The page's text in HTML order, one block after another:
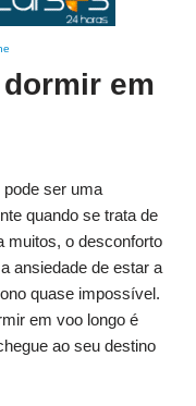
em
ser uma
quando se trata de
muitos, o desconforto
ansiedade de estar a
quase impossível.
em voo longo é
ao seu destino